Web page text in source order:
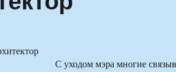
С уходом мэра многие